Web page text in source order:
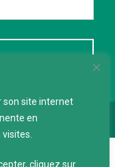
son site internet
en
cliquez sur